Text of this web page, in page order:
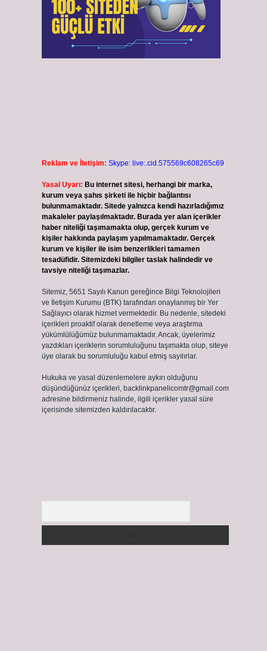
Reklam ve İletişim: Skype: live:.cid.575569c608265c69
Yasal Uyarı: Bu internet sitesi, herhangi bir marka,
kurum veya şahıs şirketi ile hiçbir bağlantısı
bulunmamaktadır. Sitede yalnızca kendi hazırladığımız
makaleler paylaşılmaktadır. Burada yer alan içerikler
haber niteliği taşımamakta olup, gerçek kurum ve
kişiler hakkında paylaşım yapılmamaktadır. Gerçek
kurum ve kişiler ile isim benzerlikleri tamamen
tesadüfidir. Sitemizdeki bilgiler taslak halindedir ve
tavsiye niteliği taşımazlar.
Sitemiz, 5651 Sayılı Kanun gereğince Bilgi Teknolojileri
ve İletişim Kurumu (BTK) tarafından onaylanmış bir Yer
Sağlayıcı olarak hizmet vermektedir. Bu nedenle, sitedeki
içerikleri proaktif olarak denetleme veya araştırma
yükümlülüğümüz bulunmamaktadır. Ancak, üyelerimiz
yazdıkları içeriklerin sorumluluğunu taşımakta olup, siteye
üye olarak bu sorumluluğu kabul etmiş sayılırlar.
Hukuka ve yasal düzenlemelere aykırı olduğunu
düşündüğünüz içerikleri, backlinkpanelicomtr@gmail.com
adresine bildirmeniz halinde, ilgili içerikler yasal süre
içerisinde sitemizden kaldırılacaktır.